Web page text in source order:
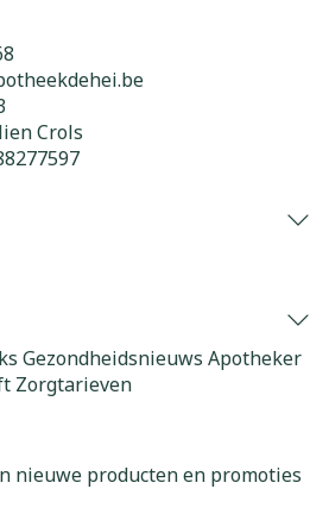
Crols
Gezondheidsnieuws Apotheker
Zorgtarieven
nieuwe producten en promoties